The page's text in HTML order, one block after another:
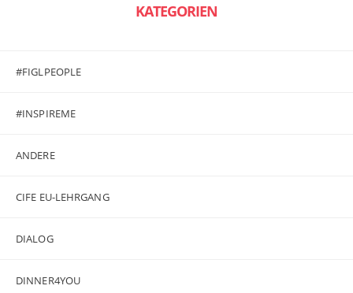
KATEGORIEN
#FIGLPEOPLE
#INSPIREME
ANDERE
CIFE EU-LEHRGANG
DIALOG
DINNER4YOU